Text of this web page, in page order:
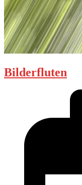
Bilderfluten